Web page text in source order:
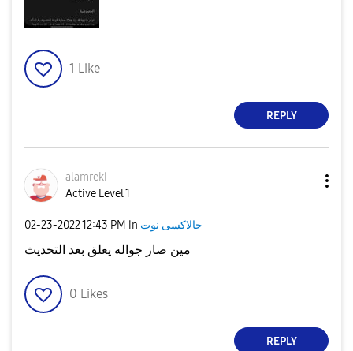
1 Like
REPLY
alamreki
Active Level 1
‎02-23-202212:43 PM in جالاكسى نوت
مين صار جواله يعلق بعد التحديث
0 Likes
REPLY